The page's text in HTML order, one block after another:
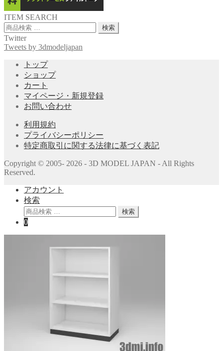
ITEM SEARCH
検
索
対
検索
Twitter
Tweets by 3dmodeljapan
トップ
ショップ
カート
マイページ・新規登録
お問い合わせ
利用規約
プライバシーポリシー
特定商取引に関する法律に基づく表記
Copyright © 2005- 2026 - 3D MODEL JAPAN - All Rights
Reserved.
アカウント
検索
検
索
検索
0